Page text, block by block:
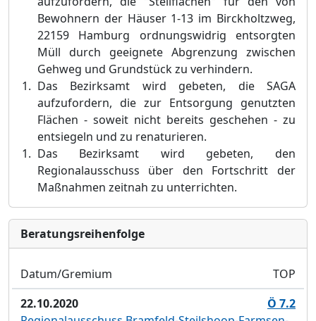
Bewohnern der Häuser 1-13 im Birckholtzweg,
22159 Hamburg ordnungswidrig entsorgten
Müll durch geeignete Abgrenzung zwischen
Gehweg und Grundstück zu verhindern.
Das Bezirksamt wird gebeten, die SAGA
aufzufordern, die zur Entsorgung genutzten
Flächen - soweit nicht bereits geschehen - zu
entsiegeln und zu renaturieren.
Das Bezirksamt wird gebeten, den
Regionalausschuss über den Fortschritt der
Maßnahmen zeitnah zu unterrichten.
Bera­tungs­reihen­folge
Datum/Gremium
TOP
22.10.2020
Ö 7.2